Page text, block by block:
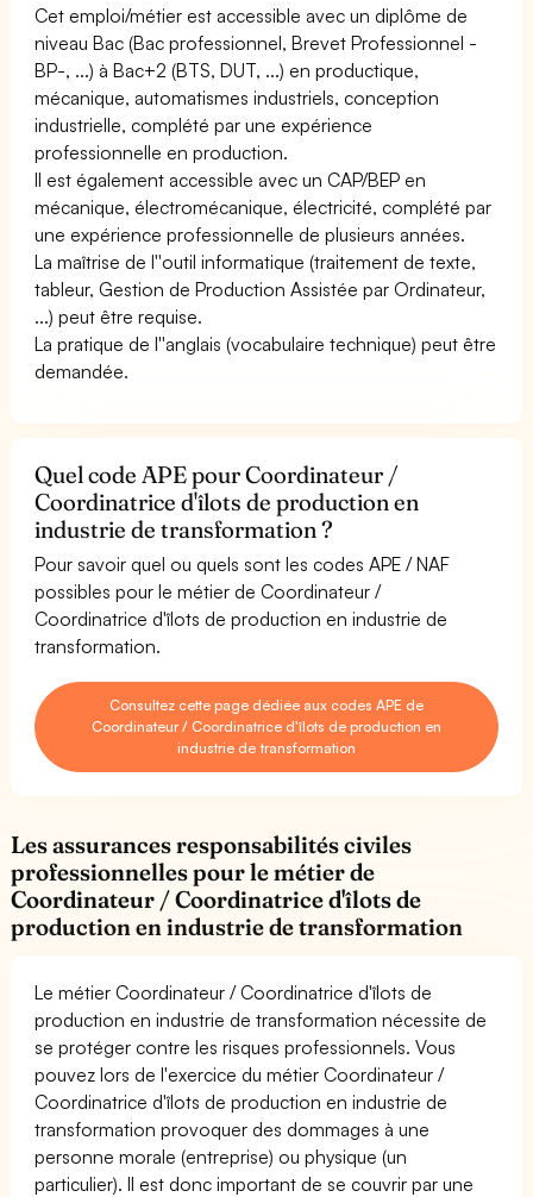
Cet emploi/métier est accessible avec un diplôme de
niveau Bac (Bac professionnel, Brevet Professionnel -
BP-, ...) à Bac+2 (BTS, DUT, ...) en productique,
mécanique, automatismes industriels, conception
industrielle, complété par une expérience
professionnelle en production.
Il est également accessible avec un CAP/BEP en
mécanique, électromécanique, électricité, complété par
une expérience professionnelle de plusieurs années.
La maîtrise de l''outil informatique (traitement de texte,
tableur, Gestion de Production Assistée par Ordinateur,
...) peut être requise.
La pratique de l''anglais (vocabulaire technique) peut être
demandée.
Quel code APE pour Coordinateur /
Coordinatrice d'îlots de production en
industrie de transformation ?
Pour savoir quel ou quels sont les codes APE / NAF
possibles pour le métier de Coordinateur /
Coordinatrice d'îlots de production en industrie de
transformation.
Consultez cette page dédiée aux codes APE de
Coordinateur / Coordinatrice d'îlots de production en
industrie de transformation
Les assurances responsabilités civiles
professionnelles pour le métier de
Coordinateur / Coordinatrice d'îlots de
production en industrie de transformation
Le métier Coordinateur / Coordinatrice d'îlots de
production en industrie de transformation nécessite de
se protéger contre les risques professionnels. Vous
pouvez lors de l'exercice du métier Coordinateur /
Coordinatrice d'îlots de production en industrie de
transformation provoquer des dommages à une
personne morale (entreprise) ou physique (un
particulier). Il est donc important de se couvrir par une